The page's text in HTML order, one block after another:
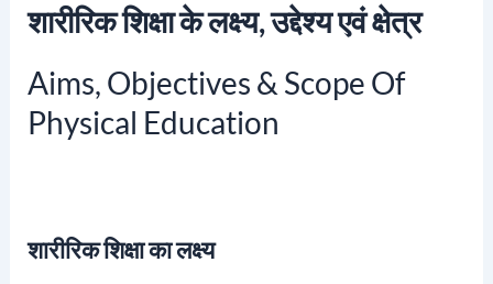
शारीरिक शिक्षा के लक्ष्य, उद्देश्य एवं क्षेत्र
Aims, Objectives & Scope Of
Physical Education
शारीरिक शिक्षा का लक्ष्य